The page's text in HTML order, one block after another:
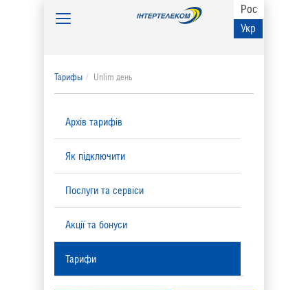
Рос
Укр
Toggle
Тарифы Unlim день
Архів тарифів
Як підключити
Послуги та сервіси
Акції та бонуси
Тарифи